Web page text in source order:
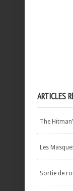
ARTICLES
The
Les
Sortie de